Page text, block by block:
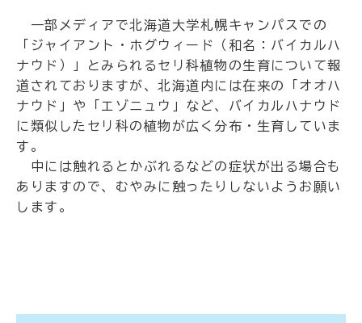
一部メディアで北海道大学札幌キャンパスでの
「ジャイアント・ホグウィード（和名：バイカルハ
ナウド）」とみられるセリ科植物の生育について報
道されておりますが、北海道内には在来の「オオハ
ナウド」や「エゾニュウ」など、バイカルハナウド
に類似したセリ科の植物が広く分布・生育していま
す。
中には触れるとかぶれるなどの症状が出る場合も
ありますので、むやみに触ったりしないようお願い
します。